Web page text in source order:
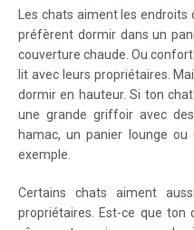
Les chats aiment les
préfèrent dormir dans un
couverture chaude. Ou
lit avec leurs propriétaires.
dormir en hauteur. Si ton
une grande griffoir avec
hamac, un panier lounge
exemple.
Certains chats aiment
propriétaires. Est-ce que